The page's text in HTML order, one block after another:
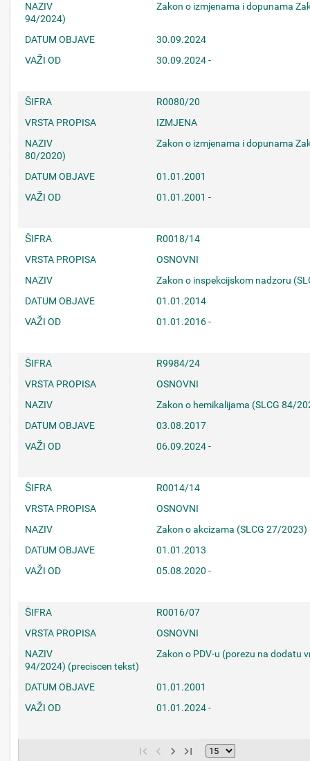
NAZIV
Zakon o izmjenama i dopunama
94/2024)
DATUM OBJAVE
30.09.2024
VAŽI OD
30.09.2024 -
ŠIFRA
R0080/20
VRSTA PROPISA
IZMJENA
NAZIV
Zakon o izmjenama i dopunama
80/2020)
DATUM OBJAVE
01.01.2001
VAŽI OD
01.01.2001 -
ŠIFRA
R0018/14
VRSTA PROPISA
OSNOVNI
NAZIV
Zakon o inspekcijskom nadzoru
DATUM OBJAVE
01.01.2014
VAŽI OD
01.01.2016 -
ŠIFRA
R9984/24
VRSTA PROPISA
OSNOVNI
NAZIV
Zakon o hemikalijama (SLCG 84/
DATUM OBJAVE
03.08.2017
VAŽI OD
06.09.2024 -
ŠIFRA
R0014/14
VRSTA PROPISA
OSNOVNI
NAZIV
Zakon o akcizama (SLCG 27/
DATUM OBJAVE
01.01.2013
VAŽI OD
05.08.2020 -
ŠIFRA
R0016/07
VRSTA PROPISA
OSNOVNI
NAZIV
Zakon o PDV-u (porezu na dodatu
94/2024) (preciscen tekst)
DATUM OBJAVE
01.01.2001
VAŽI OD
01.01.2024 -